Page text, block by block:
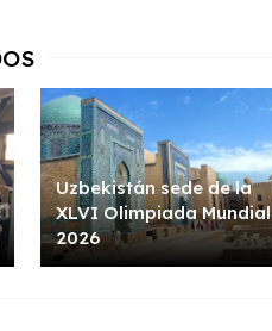
Uzbekistán sede de la
XLVI Olimpiada Mundial
2026